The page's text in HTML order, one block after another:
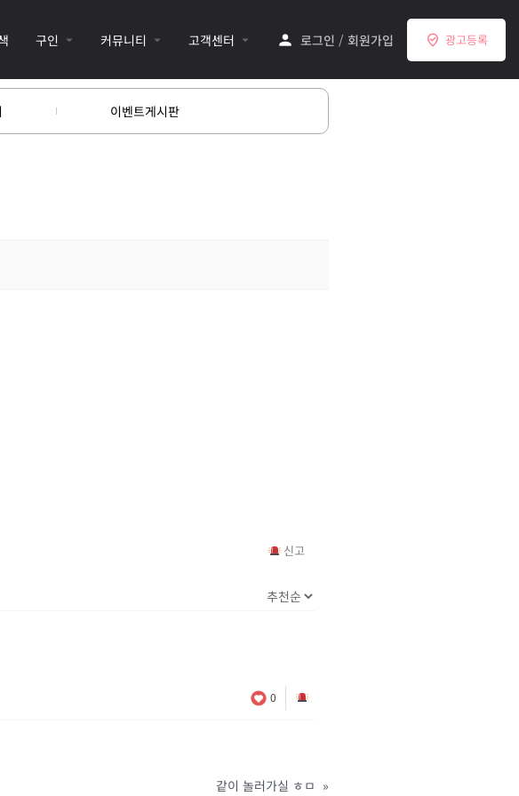
구인 커뮤니티 고객센터 로그인 / 회원가입 광고등록
이벤트게시판
신고
0
같이 놀러가실 ㅎㅁ »